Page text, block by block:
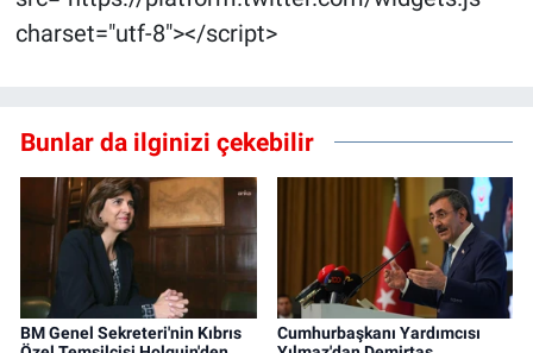
charset="utf-8"></script>
Bunlar da ilginizi çekebilir
BM Genel Sekreteri'nin Kıbrıs
Cumhurbaşkanı Yardımcısı